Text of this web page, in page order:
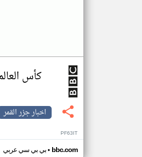
كأس العالم
اخبار جزر القمر
PF63IT
بي بي سي عربي• bbc.com